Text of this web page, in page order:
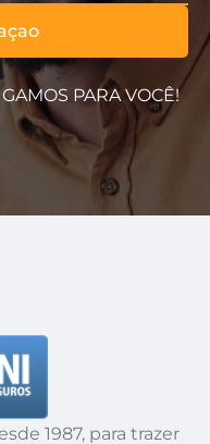
PARA VOCÊ!
1987, para trazer